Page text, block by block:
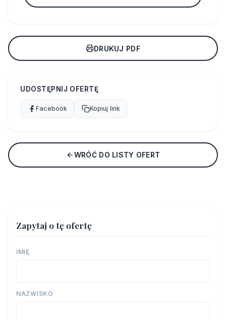
DRUKUJ PDF
UDOSTĘPNIJ OFERTĘ
Facebook Kopiuj link
WRÓĆ DO LISTY OFERT
Zapytaj o tę ofertę
IMIĘ
NAZWISKO